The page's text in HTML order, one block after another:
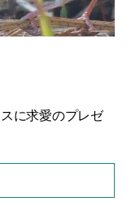
に求愛のプレゼ